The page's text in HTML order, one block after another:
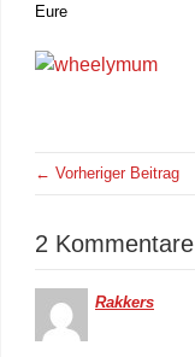
Eure
← Vorheriger Beitrag
2 Kommentare
Rakkers